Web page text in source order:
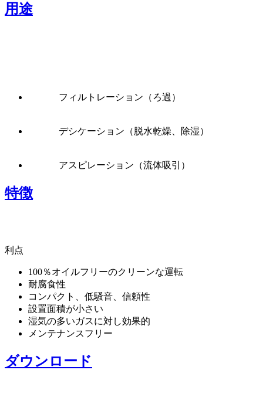
用途
フィルトレーション（ろ過）
デシケーション（脱水乾燥、除湿）
アスピレーション（流体吸引）
特徴
利点
100％オイルフリーのクリーンな運転
耐腐食性
コンパクト、低騒音、信頼性
設置面積が小さい
湿気の多いガスに対し効果的
メンテナンスフリー
ダウンロード